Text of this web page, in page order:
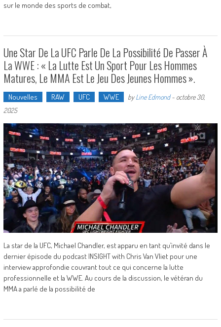
sur le monde des sports de combat,
Une Star De La UFC Parle De La Possibilité De Passer À
La WWE : « La Lutte Est Un Sport Pour Les Hommes
Matures, Le MMA Est Le Jeu Des Jeunes Hommes ».
Nouvelles RAW UFC WWE byLine Edmond- octobre 30,
2025
La star de la UFC, Michael Chandler, est apparu en tant qu’invité dans le
dernier épisode du podcast INSIGHT with Chris Van Vliet pour une
interview approfondie couvrant tout ce qui concerne la lutte
professionnelle et la WWE. Au cours de la discussion, le vétéran du
MMA a parlé de la possibilité de